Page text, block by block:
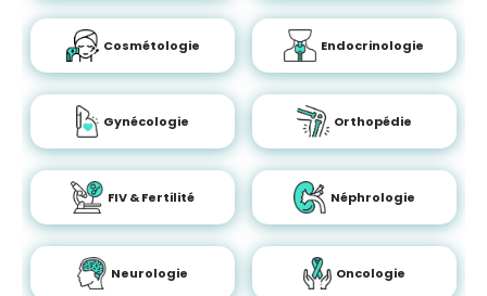
Cosmétologie Endocrinologie
Gynécologie Orthopédie
FIV & Fertilité Néphrologie
Neurologie Oncologie